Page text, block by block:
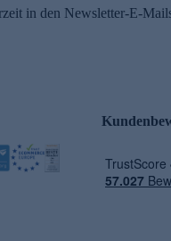
in den Newsletter-E-